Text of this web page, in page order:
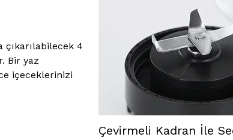
4
Bir yaz
içeceklerinizi
Çevirmeli Kadran İle